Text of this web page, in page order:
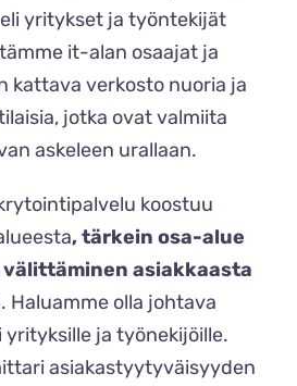
yritykset ja työntekijät
it-alan osaajat ja
kattava verkosto nuoria ja
jotka ovat valmiita
askeleen urallaan.
koostuu
, tärkein osa-alue
välittäminen asiakkaasta
. Haluamme olla johtava
ja työnekijöille.
asiakastyytyväisyyden